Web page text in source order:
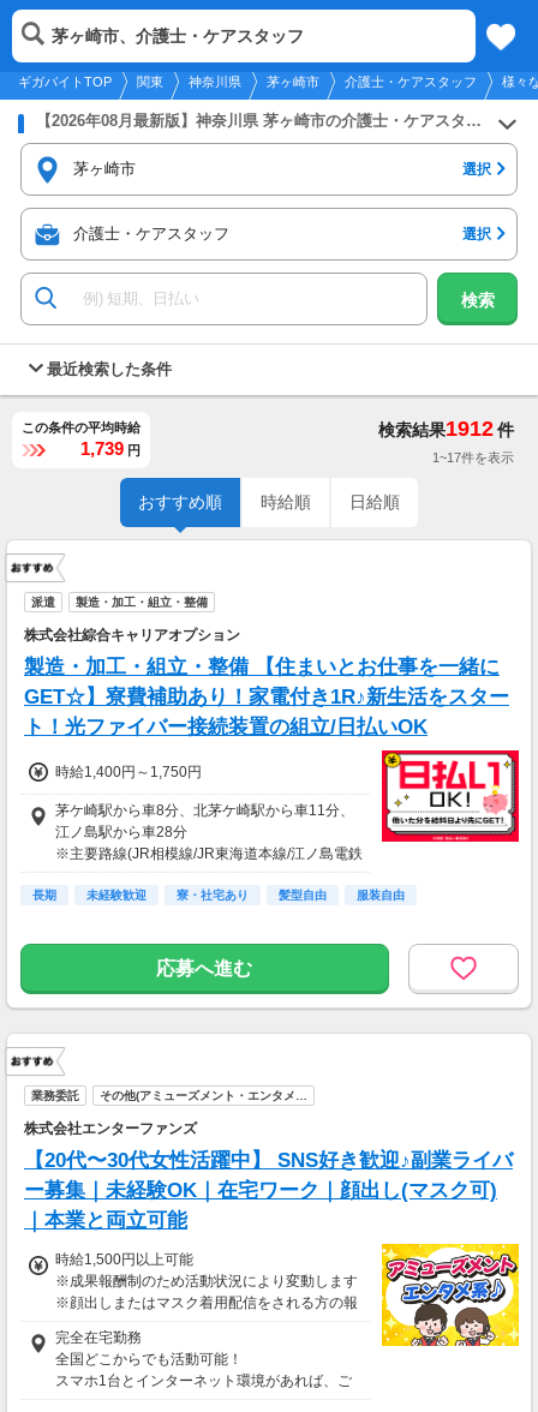
2026年8月11日更新
関東
メニュー
ギガバイトTOP 関東 神奈川県 茅ヶ崎市 介護士・ケアスタッフ 様々
茅ヶ崎市、介護士・ケアスタッフ
【2026年08月最新版】神奈川県 茅ヶ崎市の介護士・ケアスタッフのバイト・アルバイト・パートの求人募集情報
茅ヶ崎市 選択
介護士・ケアスタッフ 選択
検索
最近検索した条件
この条件の平均時給
1,739 円
検索結果1912件
1~17件を表示
おすすめ順 時給順 日給順
派遣 製造・加工・組立・整備
株式会社綜合キャリアオプション
製造・加工・組立・整備 【住まいとお仕事を一緒に
GET☆】寮費補助あり！家電付き1R♪新生活をスター
ト！光ファイバー接続装置の組立/日払いOK
時給1,400円～1,750円
茅ケ崎駅から車8分、北茅ケ崎駅から車11分、
江ノ島駅から車28分
※主要路線(JR相模線/JR東海道本線/江ノ島電鉄
線)
長期 未経験歓迎 寮・社宅あり 髪型自由 服装自由
応募へ進む
業務委託 その他(アミューズメント・エンタメ…
株式会社エンターファンズ
【20代〜30代女性活躍中】 SNS好き歓迎♪副業ライバ
ー募集｜未経験OK｜在宅ワーク｜顔出し(マスク可)
｜本業と両立可能
時給1,500円以上可能
※成果報酬制のため活動状況により変動します
※顔出しまたはマスク着用配信をされる方の報
酬基準となります
【収入例】
■事務職Aさん（週3日・月50時間程度）
月収8万円～15万円
完全在宅勤務
全国どこからでも活動可能！
スマホ1台とインターネット環境があれば、ご
自宅からスタートできます。